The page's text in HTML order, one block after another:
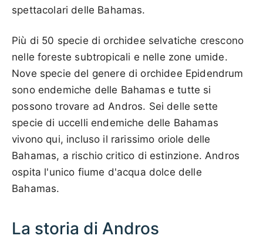
spettacolari delle Bahamas.
Più di 50 specie di orchidee selvatiche crescono
nelle foreste subtropicali e nelle zone umide.
Nove specie del genere di orchidee Epidendrum
sono endemiche delle Bahamas e tutte si
possono trovare ad Andros. Sei delle sette
specie di uccelli endemiche delle Bahamas
vivono qui, incluso il rarissimo oriole delle
Bahamas, a rischio critico di estinzione. Andros
ospita l'unico fiume d'acqua dolce delle
Bahamas.
La storia di Andros